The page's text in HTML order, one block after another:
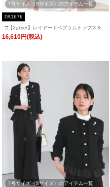
7号サイズ（Sサイズ）のアイテム一覧
PA1676
□【2点set】レイヤードペプラムトップス＆ス
リムテーパードパンツ「PA1676」
16,610円(税込)
7号サイズ（Sサイズ）のアイテム一覧